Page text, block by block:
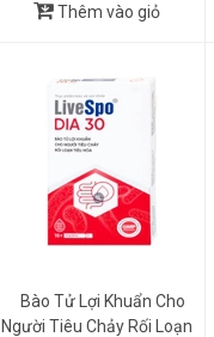
Thêm vào giỏ
Bào Tử Lợi Khuẩn Cho
Người Tiêu Chảy Rối Loạn